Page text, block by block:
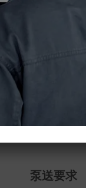
泵送要求